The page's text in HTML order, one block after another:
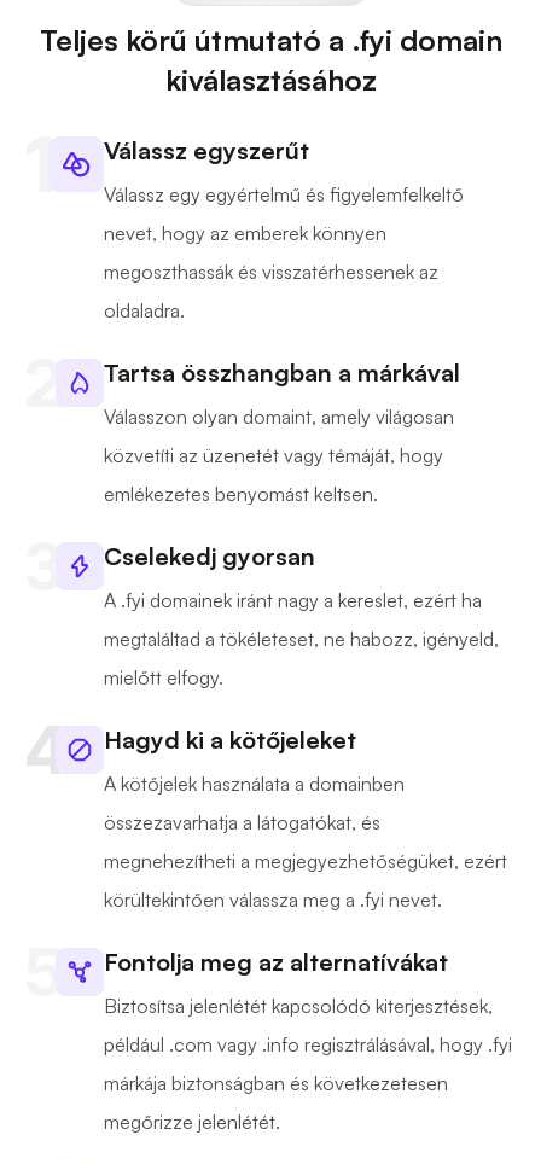
Teljes körű útmutató a .fyi domain
kiválasztásához
Válassz egyszerűt
Válassz egy egyértelmű és figyelemfelkeltő
nevet, hogy az emberek könnyen
megoszthassák és visszatérhessenek az
oldaladra.
Tartsa összhangban a márkával
Válasszon olyan domaint, amely világosan
közvetíti az üzenetét vagy témáját, hogy
emlékezetes benyomást keltsen.
Cselekedj gyorsan
A .fyi domainek iránt nagy a kereslet, ezért ha
megtaláltad a tökéleteset, ne habozz, igényeld,
mielőtt elfogy.
Hagyd ki a kötőjeleket
A kötőjelek használata a domainben
összezavarhatja a látogatókat, és
megnehezítheti a megjegyezhetőségüket, ezért
körültekintően válassza meg a .fyi nevet.
Fontolja meg az alternatívákat
Biztosítsa jelenlétét kapcsolódó kiterjesztések,
például .com vagy .info regisztrálásával, hogy .fyi
márkája biztonságban és következetesen
megőrizze jelenlétét.